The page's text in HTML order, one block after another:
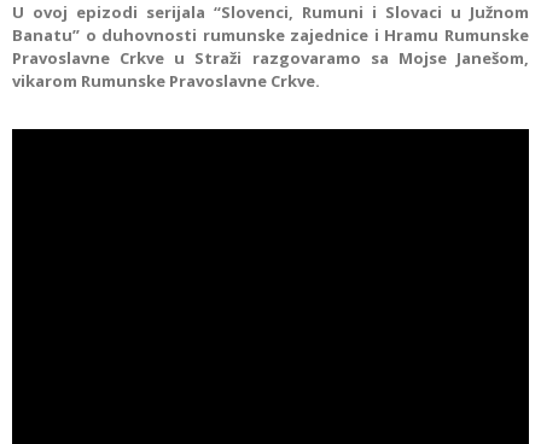
U ovoj epizodi serijala “Slovenci, Rumuni i Slovaci u Južnom
Banatu” o duhovnosti rumunske zajednice i Hramu Rumunske
Pravoslavne Crkve u Straži razgovaramo sa Mojse Janešom,
vikarom Rumunske Pravoslavne Crkve.